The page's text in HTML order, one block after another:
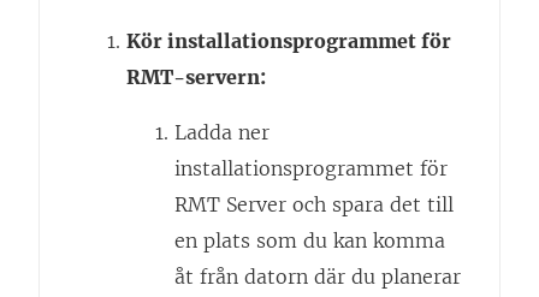
e
p
n
a
s
Kör installationsprogrammet för
RMT-servern:
Ladda ner
installationsprogrammet för
RMT Server och spara det till
en plats som du kan komma
åt från datorn där du planerar